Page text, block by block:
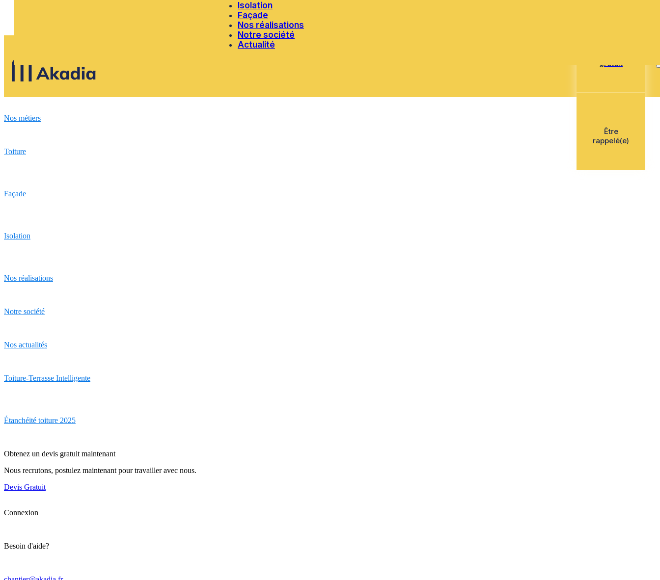
Isolation
Façade
Nos réalisations
Notre société
Actualité
Nos métiers
Toiture
Façade
Isolation
Nos réalisations
Notre société
Nos actualités
Toiture-Terrasse Intelligente
Étanchéité toiture 2025
Obtenez un devis gratuit maintenant
Nous recrutons, postulez maintenant pour travailler avec nous.
Devis Gratuit
Connexion
Besoin d'aide?
gratuit
Être
rappelé(e)